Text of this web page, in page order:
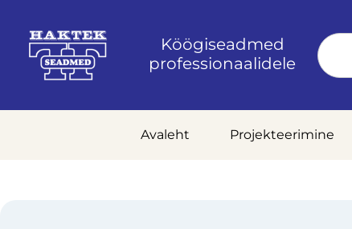
Köögiseadmed
professionaalidele
Avaleht Projekteerimine